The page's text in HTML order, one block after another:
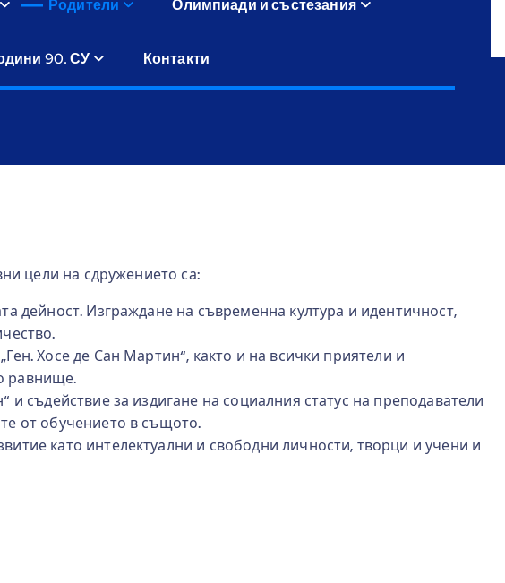
Родители Олимпиади и състезания
90. СУ Контакти
цели на сдружението са:
дейност. Изграждане на съвременна култура и идентичност,
Хосе де Сан Мартин“, както и на всички приятели и
равнище.
съдействие за издигане на социалния статус на преподаватели
от обучението в същото.
като интелектуални и свободни личности, творци и учени и